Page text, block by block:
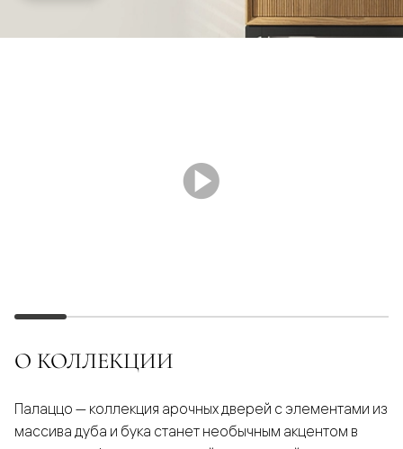
О КОЛЛЕКЦИИ
Палаццо — коллекция арочных дверей с элементами из
массива дуба и бука станет необычным акцентом в